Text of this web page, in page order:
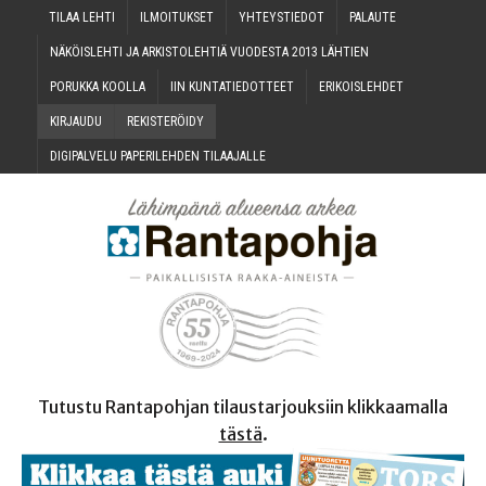
TILAA LEH­TI ILMOI­TUK­SET YHTEYS­TIE­DOT PALAU­TE
NÄKÖIS­LEH­TI JA ARKIS­TO­LEH­TIÄ VUO­DES­TA 2013 LÄHTIEN
PORUK­KA KOOLLA IIN KUN­TA­TIE­DOT­TEET ERI­KOIS­LEH­DET
KIR­JAU­DU REKIS­TE­RÖI­DY
DIGI­PAL­VE­LU PAPE­RI­LEH­DEN TILAAJALLE
Tutustu Rantapohjan tilaustarjouksiin klikkaamalla
tästä.